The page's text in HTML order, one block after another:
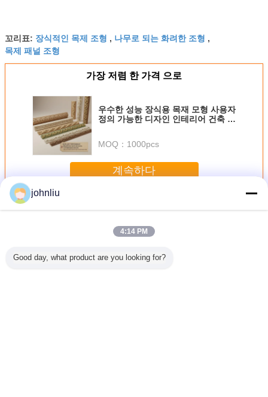
꼬리표: 장식적인 목제 조형 , 나무로 되는 화려한 조형 ,
목제 패널 조형
가장 저렴 한 가격 으로
우수한 성능 장식용 목재 모형 사용자
정의 가능한 디자인 인테리어 건축 장
MOQ： 1000pcs
계속하다
더 많은 것
johnliu
4:14 PM
Good day, what product are you looking for?